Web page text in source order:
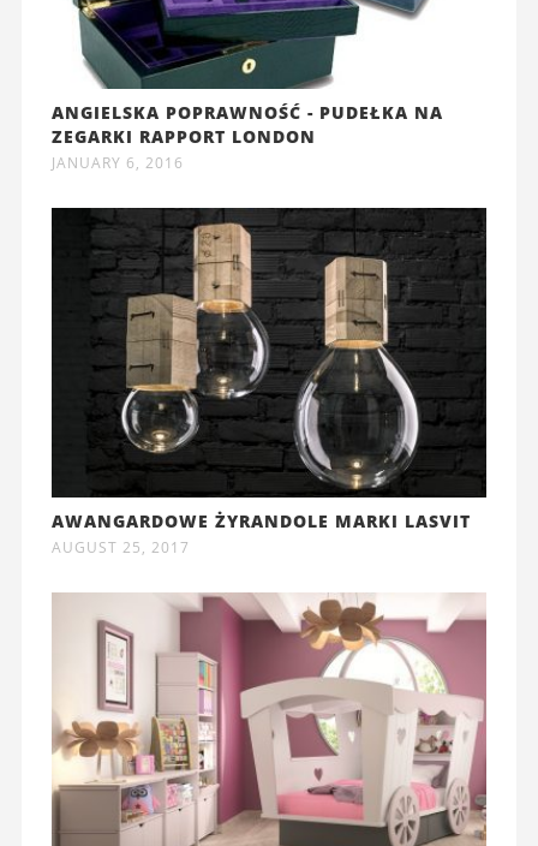
ANGIELSKA POPRAWNOŚĆ - PUDEŁKA NA
ZEGARKI RAPPORT LONDON
JANUARY 6, 2016
AWANGARDOWE ŻYRANDOLE MARKI LASVIT
AUGUST 25, 2017